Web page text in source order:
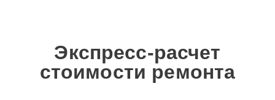
Экспресс-расчет
стоимости ремонта